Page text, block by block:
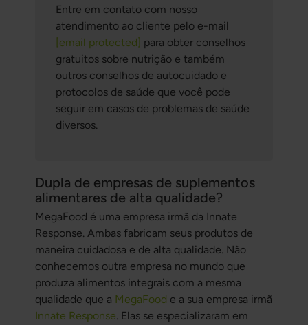
Entre em contato com nosso
atendimento ao cliente pelo e-mail
[email protected] para obter conselhos
gratuitos sobre nutrição e também
outros conselhos de autocuidado e
protocolos de saúde que você pode
seguir em casos de problemas de saúde
diversos.
Dupla de empresas de suplementos
alimentares de alta qualidade?
MegaFood é uma empresa irmã da Innate
Response. Ambas fabricam seus produtos de
maneira cuidadosa e de alta qualidade. Não
conhecemos outra empresa no mundo que
produza alimentos integrais com a mesma
qualidade que a MegaFood e a sua empresa irmã
Innate Response. Elas se especializaram em